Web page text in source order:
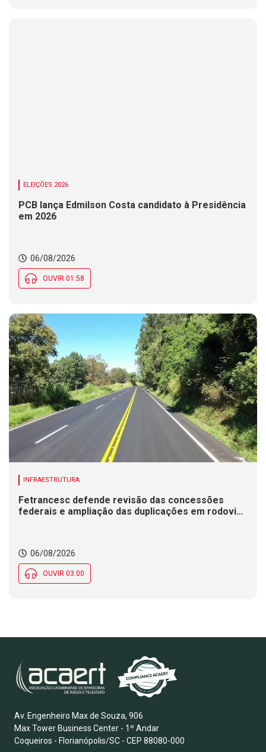
ELEIÇÕES 2026
PCB lança Edmilson Costa candidato à Presidência
em 2026
06/08/2026
OUVIR 01:58
INFRAESTRUTURA
Fetrancesc defende revisão das concessões
federais e ampliação das duplicações em rodovias
06/08/2026
OUVIR 03:00
Av. Engenheiro Max de Souza, 906
Max Tower Business Center - 1º Andar
Coqueiros - Florianópolis/SC - CEP 88080-000